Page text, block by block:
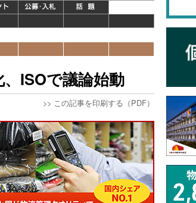
ISOで議論始動
>> この記事を印刷する（PDF）